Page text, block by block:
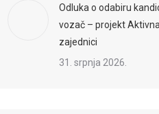
Odluka o odabiru
vozač – projekt
zajednici
31. srpnja 2026.